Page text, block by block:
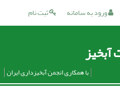
ثبت نام ورود به سامانه
با همکاری انجمن آبخیزداری ایران